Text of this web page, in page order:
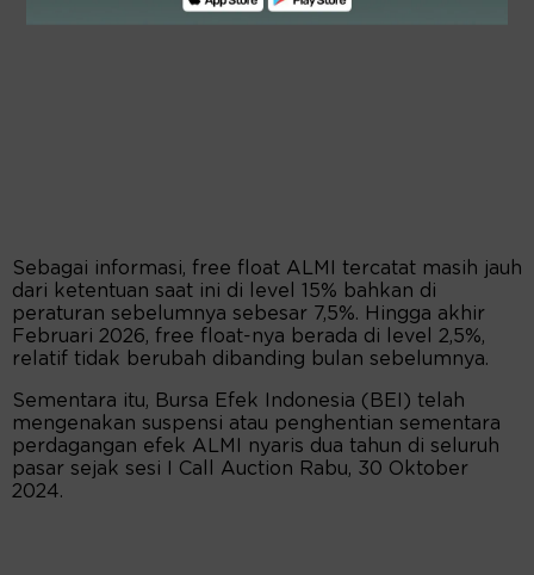
Sebagai informasi, free float ALMI tercatat masih jauh
dari ketentuan saat ini di level 15% bahkan di
peraturan sebelumnya sebesar 7,5%. Hingga akhir
Februari 2026, free float-nya berada di level 2,5%,
relatif tidak berubah dibanding bulan sebelumnya.
Sementara itu, Bursa Efek Indonesia (BEI) telah
mengenakan suspensi atau penghentian sementara
perdagangan efek ALMI nyaris dua tahun di seluruh
pasar sejak sesi I Call Auction Rabu, 30 Oktober
2024.